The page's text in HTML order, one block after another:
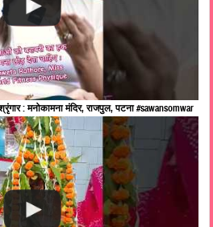
: मनोकामना मंदिर, राजपुल, पटना #sawansomwar